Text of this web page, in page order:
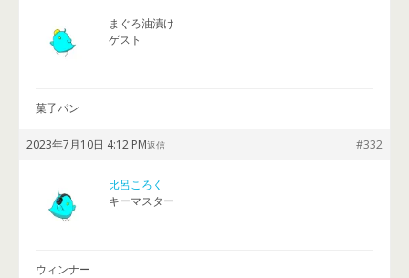
まぐろ油漬け
ゲスト
菓子パン
2023年7月10日 4:12 PM #332
返信
比呂ころく
キーマスター
ウィンナー